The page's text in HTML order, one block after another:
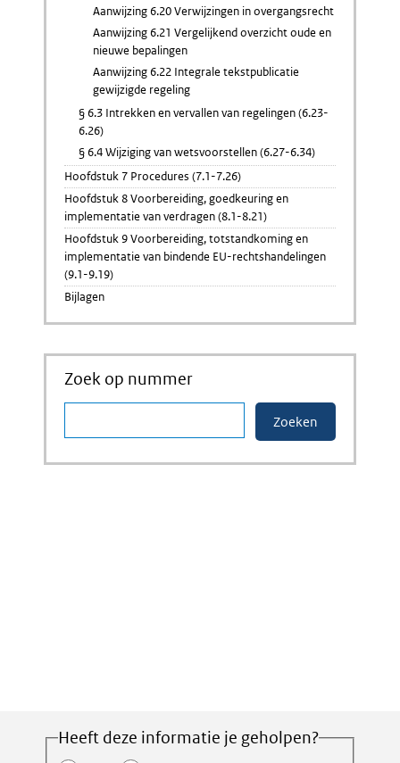
Aanwijzing 6.20 Verwijzingen in overgangsrecht
Aanwijzing 6.21 Vergelijkend overzicht oude en
nieuwe bepalingen
Aanwijzing 6.22 Integrale tekstpublicatie
gewijzigde regeling
§ 6.3 Intrekken en vervallen van regelingen (6.23-
6.26)
§ 6.4 Wijziging van wetsvoorstellen (6.27-6.34)
Hoofdstuk 7 Procedures (7.1-7.26)
Hoofdstuk 8 Voorbereiding, goedkeuring en
implementatie van verdragen (8.1-8.21)
Hoofdstuk 9 Voorbereiding, totstandkoming en
implementatie van bindende EU-rechtshandelingen
(9.1-9.19)
Bijlagen
Zoek op nummer
Heeft deze informatie je geholpen?